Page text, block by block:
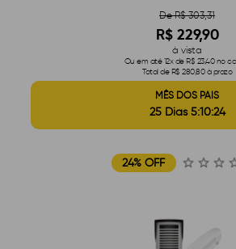
De R$ 303,31
R$ 229,90
à vista
Ou em até 12x de R$ 23,40 no
Total de R$ 280,80 à prazo
MÊS DOS PAIS
25 Dias 5:10:23
24% OFF